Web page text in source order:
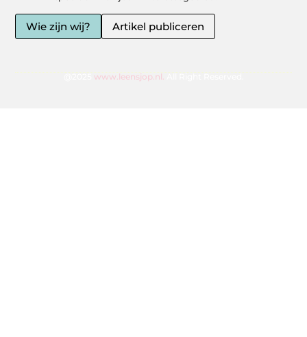
Wie zijn wij? Artikel publiceren
www.leensjop.nl.